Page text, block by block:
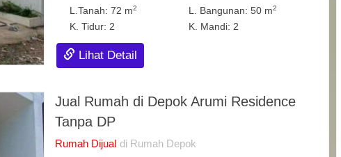
L.Tanah: 72 m2 L. Bangunan: 50 m2
K. Tidur: 2 K. Mandi: 2
Lihat Detail
Jual Rumah di Depok Arumi Residence
Tanpa DP
Rumah Dijual di Rumah Depok